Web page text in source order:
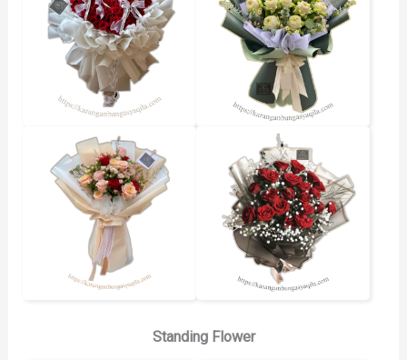
Standing Flower